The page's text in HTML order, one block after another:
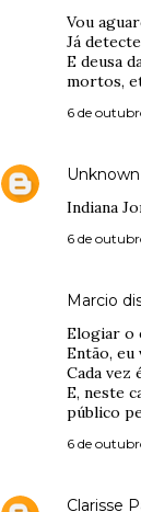
Vou
Já
E deusa
mortos,
6 de
Unknown
Indiana
6 de
Marcio
Elogiar o
Então, eu
Cada vez
E, neste
público
6 de
Clarisse